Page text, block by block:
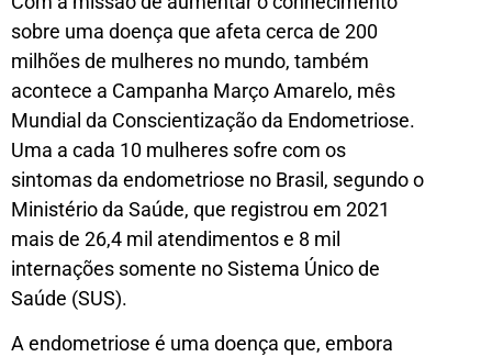
sobre uma doença que afeta cerca de 200
milhões de mulheres no mundo, também
acontece a Campanha Março Amarelo, mês
Mundial da Conscientização da Endometriose.
Uma a cada 10 mulheres sofre com os
sintomas da endometriose no Brasil, segundo o
Ministério da Saúde, que registrou em 2021
mais de 26,4 mil atendimentos e 8 mil
internações somente no Sistema Único de
Saúde (SUS).
A endometriose é uma doença que, embora